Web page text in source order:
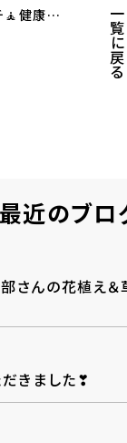
今月のストレッチ🧘健康推進活動✨ 一
覧
に
戻
る
最近のブロ
さんの花植え＆
だきました❣